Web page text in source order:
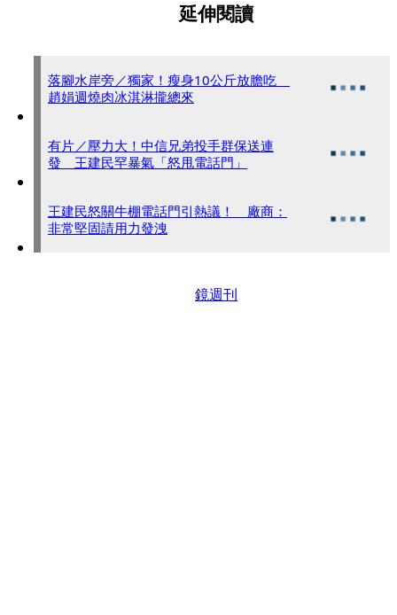
延伸閱讀
落腳水岸旁／獨家！瘦身10公斤放膽吃
趙娟週燒肉冰淇淋攏總來
有片／壓力大！中信兄弟投手群保送連
發 王建民罕暴氣「怒甩電話門」
王建民怒關牛棚電話門引熱議！ 廠商：
非常堅固請用力發洩
鏡週刊